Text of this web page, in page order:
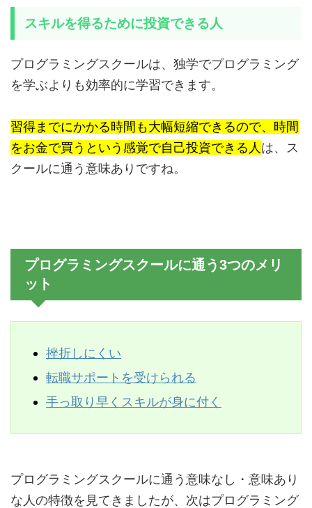
スキルを得るために投資できる人
プログラミングスクールは、独学でプログラミング
を学ぶよりも効率的に学習できます。
習得までにかかる時間も大幅短縮できるので、時間
をお金で買うという感覚で自己投資できる人 は、ス
クールに通う意味ありですね。
プログラミングスクールに通う3つのメリ
ット
挫折しにくい
転職サポートを受けられる
手っ取り早くスキルが身に付く
プログラミングスクールに通う意味なし・意味あり
な人の特徴を見てきましたが、次はプログラミング